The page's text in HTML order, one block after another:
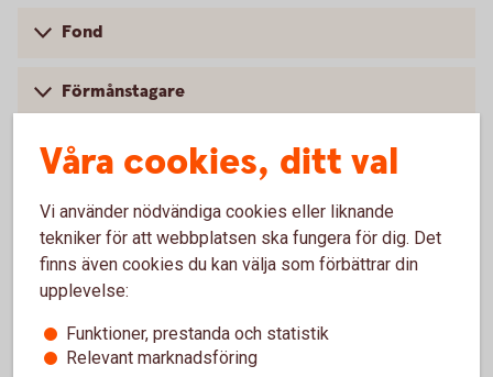
Fond
Förmånstagare
Indexfond
Investeringssparkonto
Räntebärande värdepapper
Ränta-på-ränta
Våra cookies, ditt val
Vi använder nödvändiga cookies eller liknande
tekniker för att webbplatsen ska fungera för dig. Det
finns även cookies du kan välja som förbättrar din
upplevelse:
Funktioner, prestanda och statistik
Relevant marknadsföring